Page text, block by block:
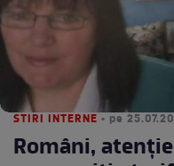
STIRI INTERNE • pe
Români,